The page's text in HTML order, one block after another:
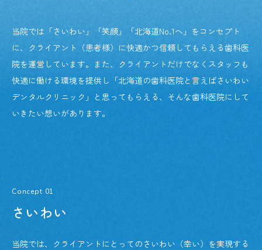
当院では「さいわい」「笑顔」「北海道No.1へ」をコンセプト
に、クライアント（患者様）に快適かつ信頼してもらえる歯科医
院を運営しています。また、クライアントだけでなくスタッフも
快適に働ける環境を提供し「北海道の歯科医院と言えばさいわい
デンタルクリニック」と思ってもらえる、そんな歯科医院にして
いきたい想いがあります。
Concept 01
さいわい
当院では、クライアントにとってのさいわい（幸い）を実現する